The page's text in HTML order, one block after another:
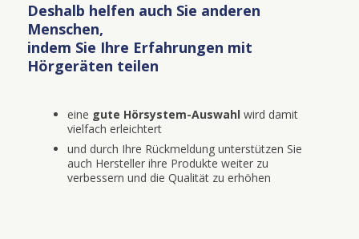
Deshalb helfen auch Sie anderen
Menschen,
indem Sie Ihre Erfahrungen mit
Hörgeräten teilen
eine gute Hörsystem-Auswahl wird damit
vielfach erleichtert
und durch Ihre Rückmeldung unterstützen Sie
auch Hersteller ihre Produkte weiter zu
verbessern und die Qualität zu erhöhen